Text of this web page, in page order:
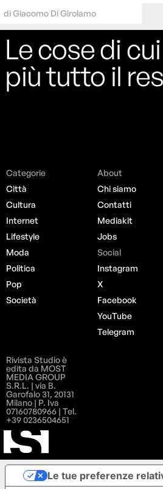
diGiacomo Di Girolamo
Le cose di
più tutto il
Categorie
Città
Cultura
Internet
Lifestyle
Moda
Politica
Pop
Società
About
Chi siamo
Contatti
Mediakit
Jobs
Social
Instagram
X
Facebook
YouTube
Telegram
Rivista Studio è
edita da MOST
MEDIA GROUP
S.R.L. | via B.
Garofalo 31, 20131
Milano | P. Iva
07160780966 | Tel.
+39 0236504651
Le tue preferenze